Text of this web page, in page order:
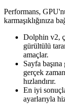
Performans,
karmaşıklığınıza
Dolphin v2,
gürültülü
amaçlar.
Sayfa
gerçek
hızlandırır.
En iyi
ayarlarıyla